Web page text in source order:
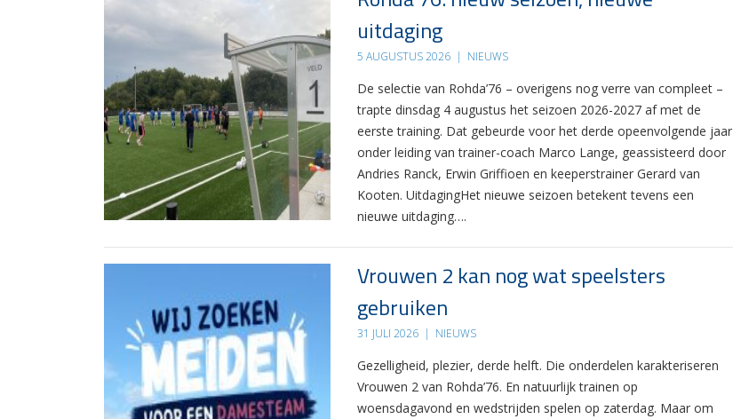
uitdaging
5 AUGUSTUS 2026 | NIEUWS
De selectie van Rohda’76 – overigens nog verre van compleet –
trapte dinsdag 4 augustus het seizoen 2026-2027 af met de
eerste training. Dat gebeurde voor het derde opeenvolgende jaar
onder leiding van trainer-coach Marco Lange, geassisteerd door
Andries Ranck, Erwin Griffioen en keeperstrainer Gerard van
Kooten. UitdagingHet nieuwe seizoen betekent tevens een
nieuwe uitdaging….
Vrouwen 2 kan nog wat speelsters
gebruiken
31 JULI 2026 | NIEUWS
Gezelligheid, plezier, derde helft. Die onderdelen karakteriseren
Vrouwen 2 van Rohda’76. En natuurlijk trainen op
woensdagavond en wedstrijden spelen op zaterdag. Maar om